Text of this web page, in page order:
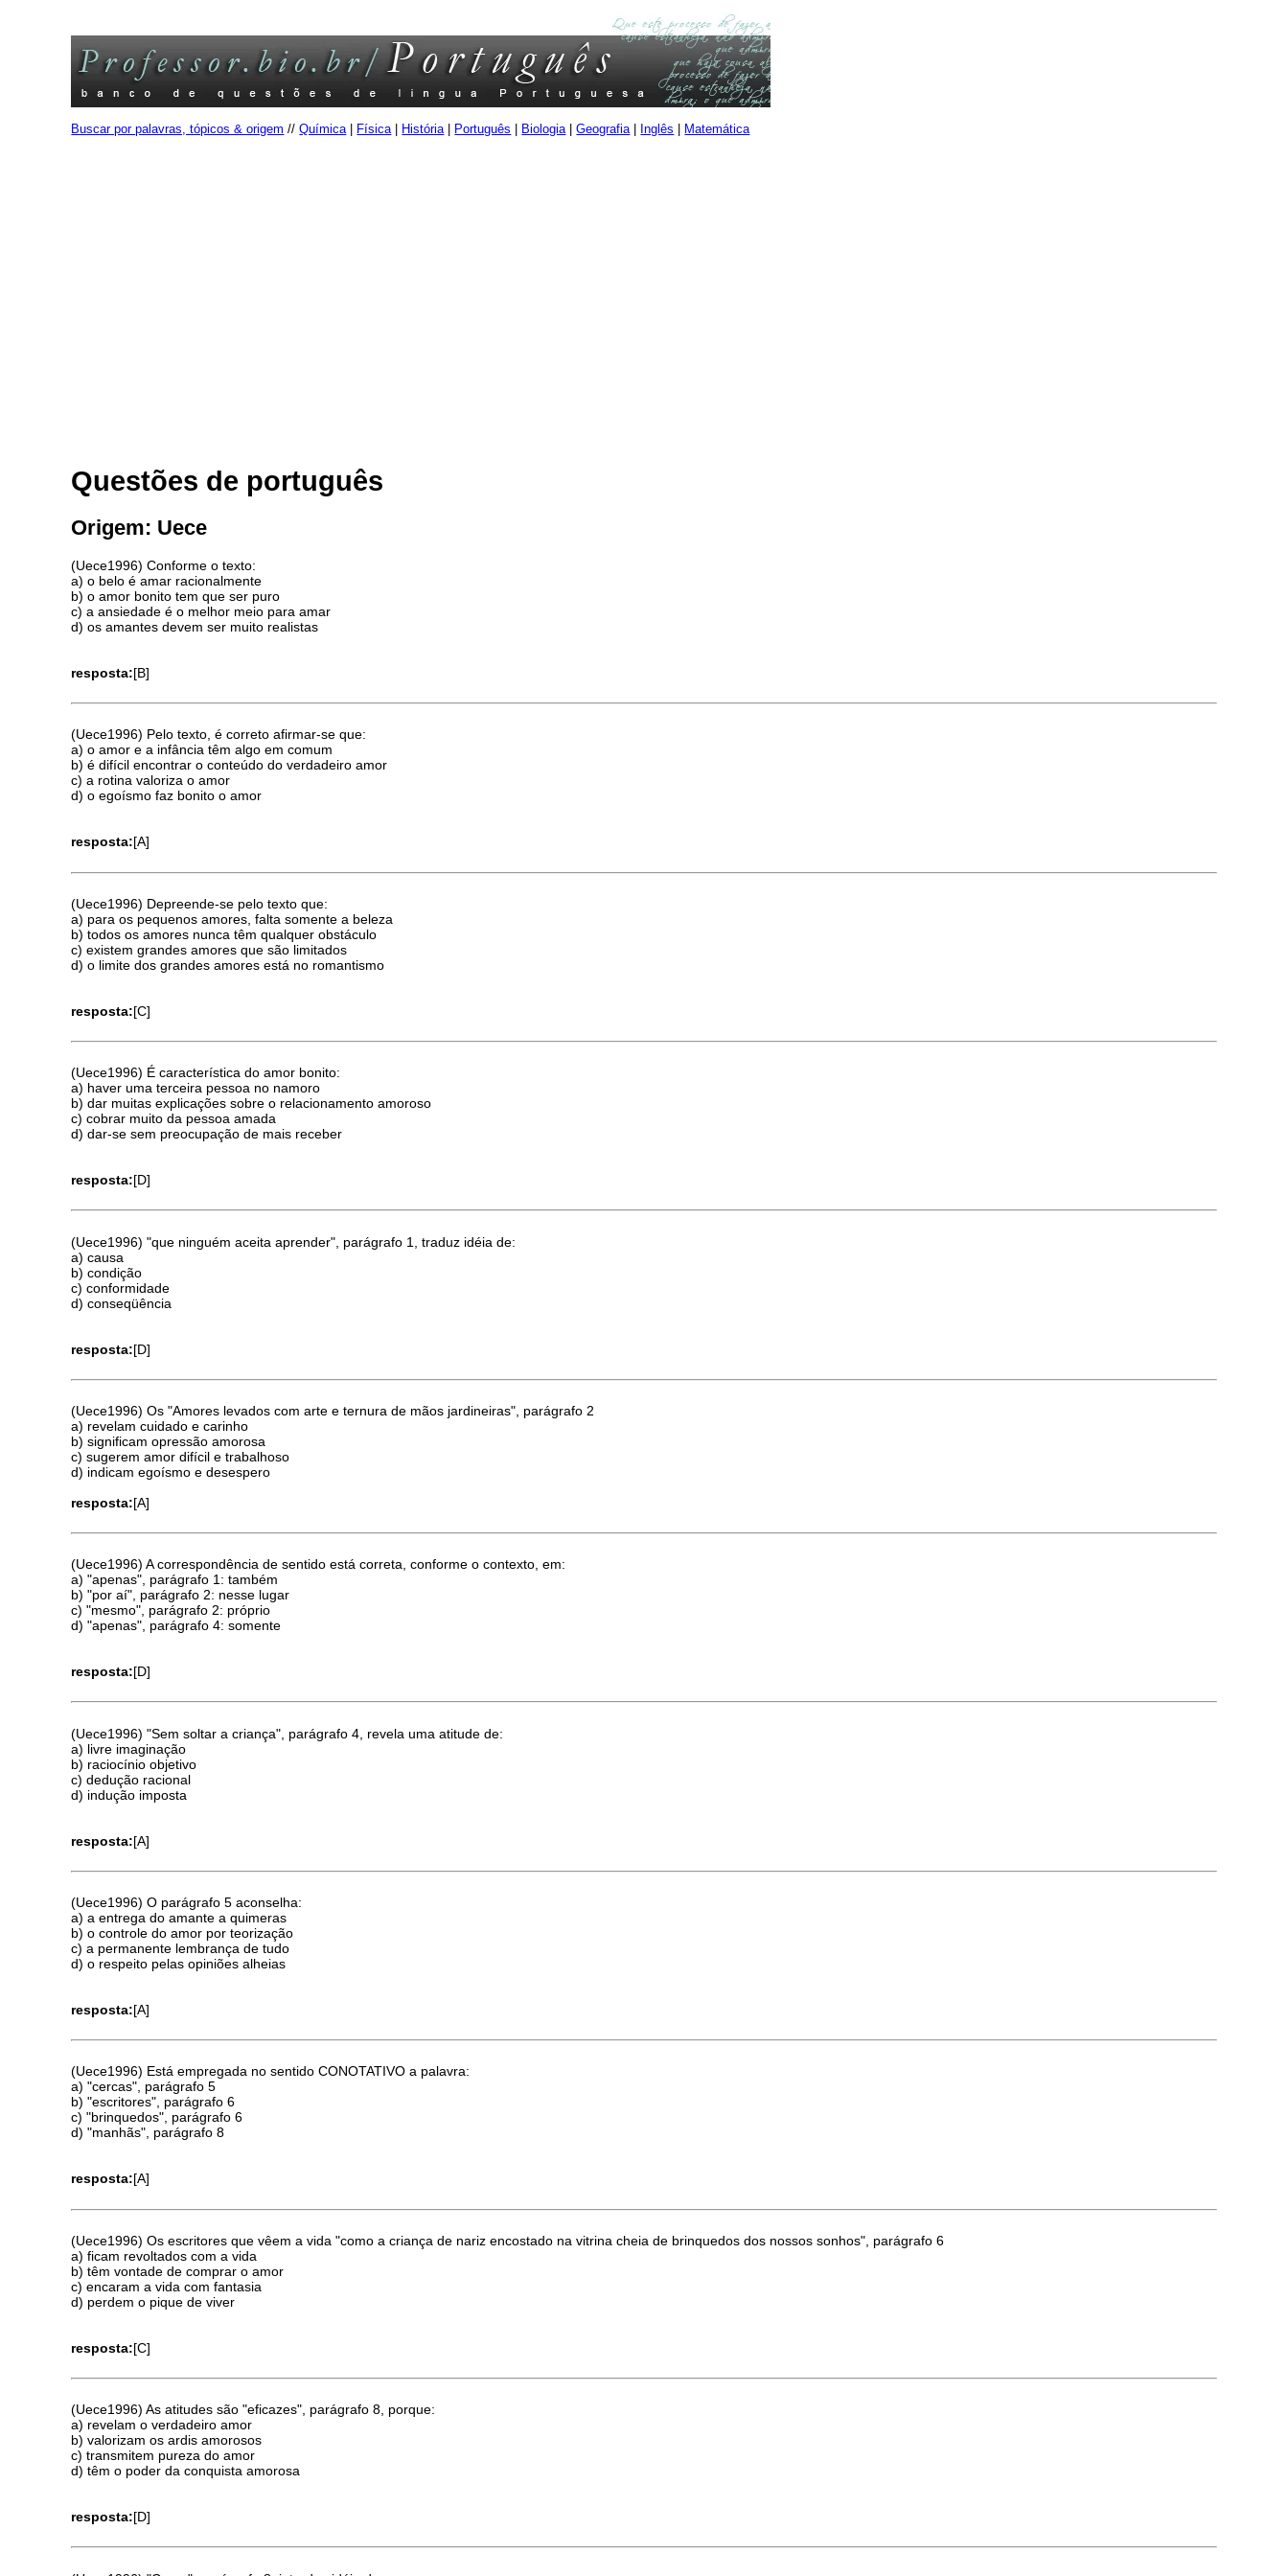
Buscar por palavras, tópicos & origem //Química| Física| História| Português Biologia|Geografia| Inglês Matemática
Questões de português
Origem: Uece
(Uece1996) Conforme o texto:
a) o belo é amar racionalmente
b) o amor bonito tem que ser puro
c) a ansiedade é o melhor meio para amar
d) os amantes devem ser muito realistas
resposta:[B]
(Uece1996) Pelo texto, é correto afirmar-se que:
a) o amor e a infância têm algo em comum
b) é difícil encontrar o conteúdo do verdadeiro amor
c) a rotina valoriza o amor
d) o egoísmo faz bonito o amor
resposta:[A]
(Uece1996) Depreende-se pelo texto que:
a) para os pequenos amores, falta somente a beleza
b) todos os amores nunca têm qualquer obstáculo
c) existem grandes amores que são limitados
d) o limite dos grandes amores está no romantismo
resposta:[C]
(Uece1996) É característica do amor bonito:
a) haver uma terceira pessoa no namoro
b) dar muitas explicações sobre o relacionamento amoroso
c) cobrar muito da pessoa amada
d) dar-se sem preocupação de mais receber
resposta:[D]
(Uece1996) "que ninguém aceita aprender", parágrafo 1, traduz idéia de:
a) causa
b) condição
c) conformidade
d) conseqüência
resposta:[D]
(Uece1996) Os "Amores levados com arte e ternura de mãos jardineiras", parágrafo 2
a) revelam cuidado e carinho
b) significam opressão amorosa
c) sugerem amor difícil e trabalhoso
d) indicam egoísmo e desespero
resposta:[A]
(Uece1996) A correspondência de sentido está correta, conforme o contexto, em:
a) "apenas", parágrafo 1: também
b) "por aí", parágrafo 2: nesse lugar
c) "mesmo", parágrafo 2: próprio
d) "apenas", parágrafo 4: somente
resposta:[D]
(Uece1996) "Sem soltar a criança", parágrafo 4, revela uma atitude de:
a) livre imaginação
b) raciocínio objetivo
c) dedução racional
d) indução imposta
resposta:[A]
(Uece1996) O parágrafo 5 aconselha:
a) a entrega do amante a quimeras
b) o controle do amor por teorização
c) a permanente lembrança de tudo
d) o respeito pelas opiniões alheias
resposta:[A]
(Uece1996) Está empregada no sentido CONOTATIVO a palavra:
a) "cercas", parágrafo 5
b) "escritores", parágrafo 6
c) "brinquedos", parágrafo 6
d) "manhãs", parágrafo 8
resposta:[A]
(Uece1996) Os escritores que vêem a vida "como a criança de nariz encostado na vitrina cheia de brinquedos dos nossos sonhos", parágrafo 6
a) ficam revoltados com a vida
b) têm vontade de comprar o amor
c) encaram a vida com fantasia
d) perdem o pique de viver
resposta:[C]
(Uece1996) As atitudes são "eficazes", parágrafo 8, porque:
a) revelam o verdadeiro amor
b) valorizam os ardis amorosos
c) transmitem pureza do amor
d) têm o poder da conquista amorosa
resposta:[D]